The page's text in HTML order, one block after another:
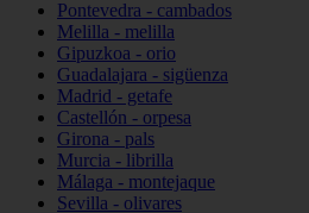
Pontevedra - cambados
Melilla - melilla
Gipuzkoa - orio
Guadalajara - sigüenza
Madrid - getafe
Castellón - orpesa
Girona - pals
Murcia - librilla
Málaga - montejaque
Sevilla - olivares